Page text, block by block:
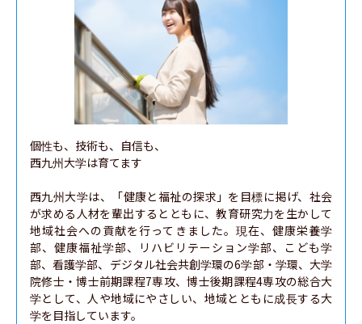
個性も、技術も、自信も、
西九州大学は育てます
西九州大学は、「健康と福祉の探求」を目標に掲げ、社会
が求める人材を輩出するとともに、教育研究力を生かして
地域社会への貢献を行ってきました。現在、健康栄養学
部、健康福祉学部、リハビリテーション学部、こども学
部、看護学部、デジタル社会共創学環の6学部・学環、大学
院修士・博士前期課程7専攻、博士後期課程4専攻の総合大
学として、人や地域にやさしい、地域とともに成長する大
学を目指しています。